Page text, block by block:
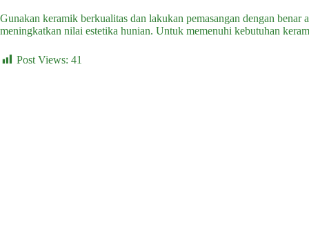
Gunakan keramik berkualitas dan lakukan pemasangan dengan benar
meningkatkan nilai estetika hunian. Untuk memenuhi kebutuhan
Post Views: 41